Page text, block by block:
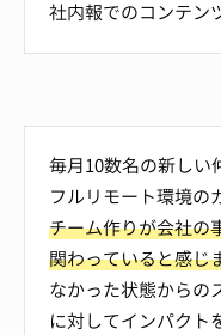
社内報でのコンテン
毎月10数名の新しい
フルリモート環境の
チーム作りが会社の
関わっていると感じ
なかった状態からの
に対してインパクト